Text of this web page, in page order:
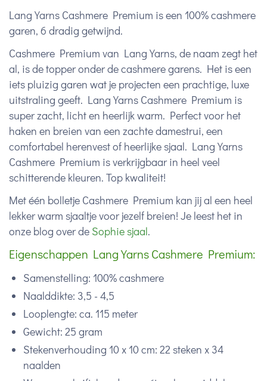
Lang Yarns Cashmere Premium is een 100% cashmere
garen, 6 dradig getwijnd.
Cashmere Premium van Lang Yarns, de naam zegt het
al, is de topper onder de cashmere garens. Het is een
iets pluizig garen wat je projecten een prachtige, luxe
uitstraling geeft. Lang Yarns Cashmere Premium is
super zacht, licht en heerlijk warm. Perfect voor het
haken en breien van een zachte damestrui, een
comfortabel herenvest of heerlijke sjaal. Lang Yarns
Cashmere Premium is verkrijgbaar in heel veel
schitterende kleuren. Top kwaliteit!
Met één bolletje Cashmere Premium kan jij al een heel
lekker warm sjaaltje voor jezelf breien! Je leest het in
onze blog over de Sophie sjaal.
Eigenschappen Lang Yarns Cashmere Premium:
Samenstelling: 100% cashmere
Naalddikte: 3,5 - 4,5
Looplengte: ca. 115 meter
Gewicht: 25 gram
Stekenverhouding 10 x 10 cm: 22 steken x 34
naalden